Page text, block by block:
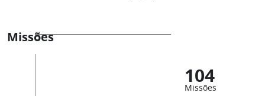
Missões
104
Missões